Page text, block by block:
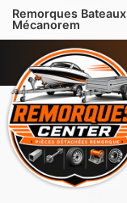
Remorques Bateaux
Mécanorem